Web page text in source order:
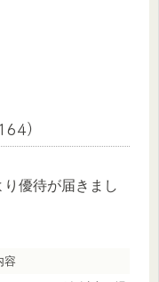
）
優待が届きまし
容